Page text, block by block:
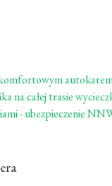
na całej trasie
- ubezpieczenie